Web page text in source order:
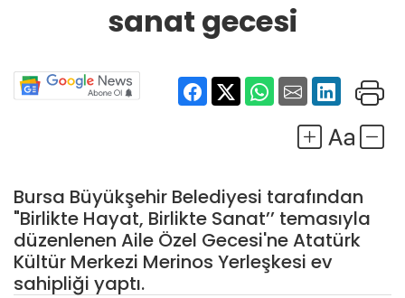
sanat gecesi
Bursa Büyükşehir Belediyesi tarafından
"Birlikte Hayat, Birlikte Sanat’’ temasıyla
düzenlenen Aile Özel Gecesi'ne Atatürk
Kültür Merkezi Merinos Yerleşkesi ev
sahipliği yaptı.